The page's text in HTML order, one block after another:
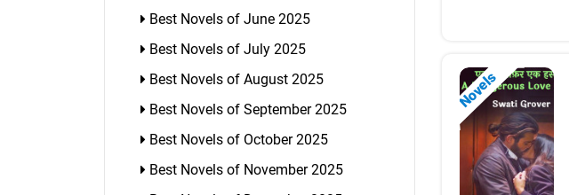
Best Novels of June 2025
Best Novels of July 2025
Best Novels of August 2025
Best Novels of September 2025
Best Novels of October 2025
Best Novels of November 2025
Novels